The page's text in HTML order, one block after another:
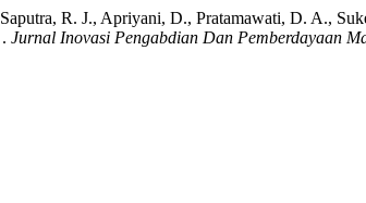
R. J., Apriyani, D., Pratamawati, D. A.,
Jurnal Inovasi Pengabdian Dan Pemberdayaan